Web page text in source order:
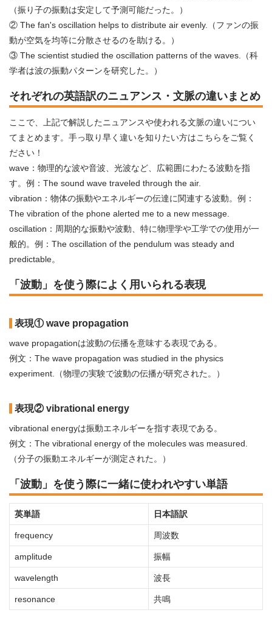
（振り子の振動は安定して予測可能だった。）
② The fan's oscillation helps to distribute air evenly.（ファンの振
動が空気を均等に分散させるのを助ける。）
③ The scientist studied the oscillation patterns of the waves.（科
学者は波の振動パターンを研究した。）
それぞれの英語訳のニュアンス・文脈の違いまとめ
ここで、上記で解説したニュアンスや使われる文脈の違いについ
てまとめます。手っ取り早く違いを知りたい方はこちらをご覧く
ださい！
wave：物理的な波や音波、光波など、広範囲にわたる波動を指
す。例：The sound wave traveled through the air.
vibration：物体の振動やエネルギーの伝達に関連する波動。例：
The vibration of the phone alerted me to a new message.
oscillation：周期的な振動や波動、特に物理学や工学での使用が一
般的。例：The oscillation of the pendulum was steady and
predictable。
「波動」を使う際によく用いられる表現
表現① wave propagation
wave propagationは波動の伝播を意味する表現である。
例文：The wave propagation was studied in the physics
experiment.（物理の実験で波動の伝播が研究された。）
表現② vibrational energy
vibrational energyは振動エネルギーを指す表現である。
例文：The vibrational energy of the molecules was measured.
（分子の振動エネルギーが測定された。）
「波動」を使う際に一緒に使われやすい単語
英単語 日本語訳
frequency 周波数
amplitude 振幅
wavelength 波長
resonance 共鳴